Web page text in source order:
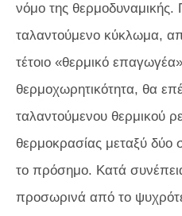
νόμο της θερμοδυναμικής.
ταλαντούμενο κύκλωμα,
τέτοιο «θερμικό
θερμοχωρητικότητα, θα
ταλαντούμενου θερμικού
θερμοκρασίας μεταξύ δύο
το πρόσημο. Κατά
προσωρινά από το